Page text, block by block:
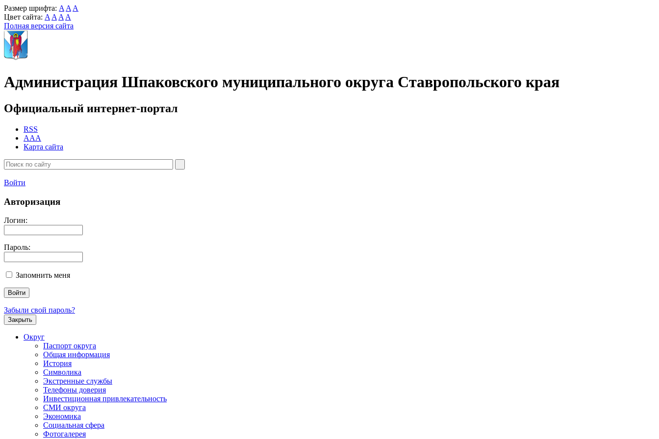
Размер шрифта: A A A
Цвет сайта: A A A A
Полная версия сайта
Администрация Шпаковского муниципального округа Ставропольского края
Официальный интернет-портал
RSS
AAA
Карта сайта
Войти
Авторизация
Логин:
Пароль:
Запомнить меня
Забыли свой пароль?
Закрыть
Округ
Паспорт округа
Общая информация
История
Символика
Экстренные службы
Телефоны доверия
Инвестиционная привлекательность
СМИ округа
Экономика
Социальная сфера
Фотогалерея